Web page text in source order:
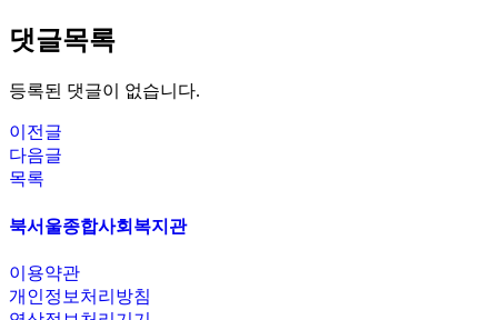
댓글목록
등록된 댓글이 없습니다.
이전글
다음글
목록
북서울종합사회복지관
이용약관
개인정보처리방침